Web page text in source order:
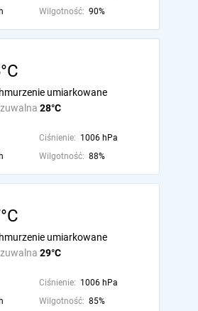
Wilgotność: 90%
28°C
umiarkowane
Ciśnienie: 1006 hPa
Wilgotność: 88%
29°C
umiarkowane
Ciśnienie: 1006 hPa
Wilgotność: 85%